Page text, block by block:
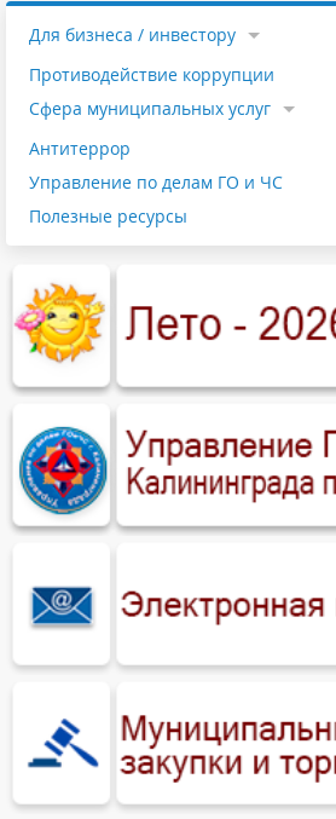
Для бизнеса / инвестору
Противодействие коррупции
Cфера муниципальных услуг
Антитеррор
Управление по делам ГО и ЧС
Полезные ресурсы